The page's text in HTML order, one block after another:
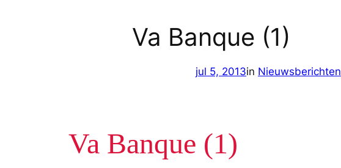
Va Banque (1)
jul 5, 2013in Nieuwsberichten
Va Banque (1)